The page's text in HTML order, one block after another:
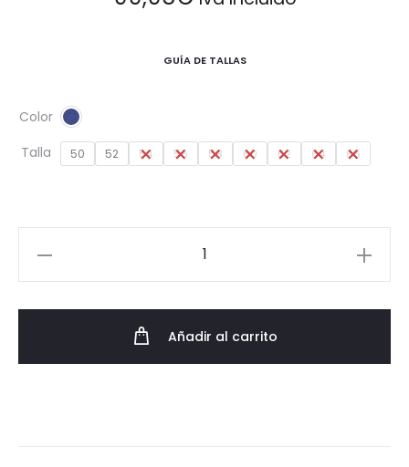
GUÍA DE TALLAS
Color
Talla
50 52 54 56 58 60 62 64 66
Añadir al carrito